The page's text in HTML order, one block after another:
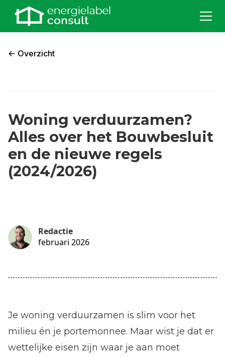
<- Overzicht
Woning verduurzamen?
Alles over het Bouwbesluit
en de nieuwe regels
(2024/2026)
Redactie
februari 2026
Je woning verduurzamen is slim voor het
milieu én je portemonnee. Maar wist je dat er
wettelijke eisen zijn waar je aan moet